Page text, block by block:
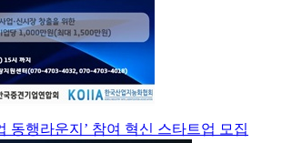
동행라운지’ 참여 혁신 스타트업 모집